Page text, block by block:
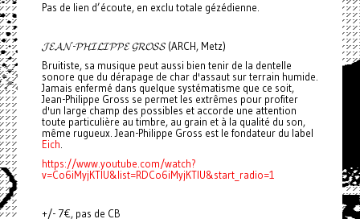
Pas de lien d’écoute, en exclu totale gézédienne.
𝓙𝓔𝓐𝓝-𝓟𝓗𝓘𝓛𝓘𝓟𝓟𝓔 𝓖𝓡𝓞𝓢𝓢 (ARCH, Metz)
Bruitiste, sa musique peut aussi bien tenir de la dentelle
sonore que du dérapage de char d'assaut sur terrain humide.
Jamais enfermé dans quelque systématisme que ce soit,
Jean-Philippe Gross se permet les extrêmes pour profiter
d'un large champ des possibles et accorde une attention
toute particulière au timbre, au grain et à la qualité du son,
même rugueux. Jean-Philippe Gross est le fondateur du label
Eich
https://www.youtube.com/watch?
v=Co6iMyjKTlU&list=RDCo6iMyjKTlU&start_radio=1
+/- 7€, pas de CB